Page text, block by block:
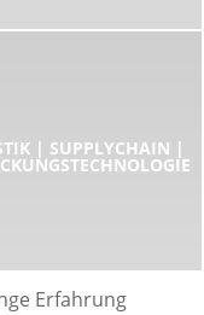
| SUPPLYCHAIN |
Erfahrung